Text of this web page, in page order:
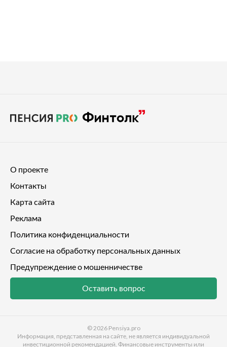
О проекте
Контакты
Карта сайта
Реклама
Политика конфиденциальности
Согласие на обработку персональных данных
Предупреждение о мошенничестве
Оставить вопрос
© 2026 Pensiya.pro
Информация, представленная на сайте, не является индивидуальной
инвестиционной рекомендацией. Финансовые инструменты или